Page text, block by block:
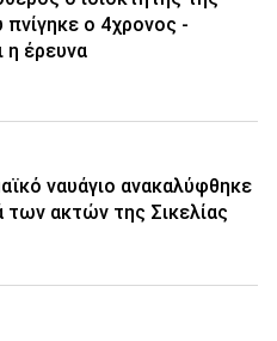
πνίγηκε ο 4χρονος -
η έρευνα
ναυάγιο ανακαλύφθηκε
των ακτών της Σικελίας